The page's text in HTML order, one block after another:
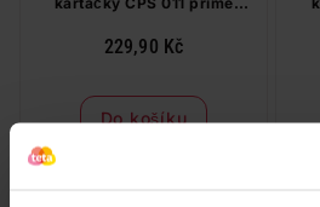
229,90 Kč
Do košíku